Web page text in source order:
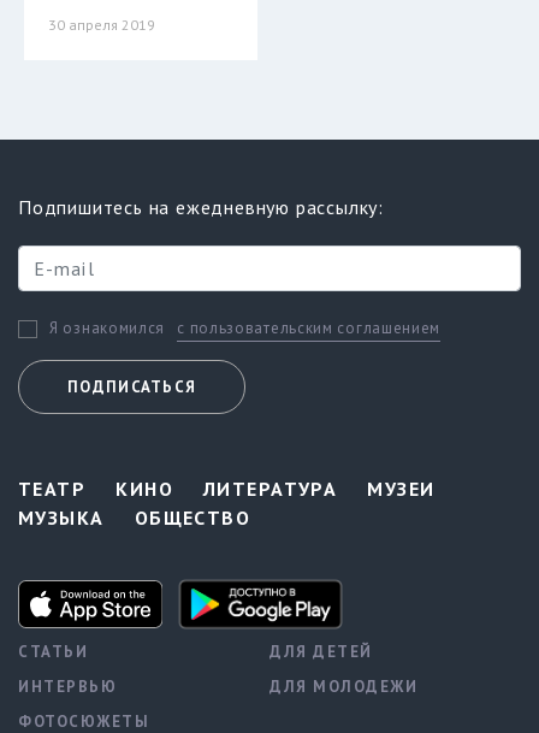
30 апреля 2019
Подпишитесь на ежедневную рассылку:
Я ознакомился с пользовательским соглашением
ПОДПИСАТЬСЯ
ТЕАТР КИНО ЛИТЕРАТУРА
МУЗЕИ
МУЗЫКА
ОБЩЕСТВО
СТАТЬИ
ИНТЕРВЬЮ
ФОТОСЮЖЕТЫ
ДЛЯ ДЕТЕЙ
ДЛЯ МОЛОДЕЖИ